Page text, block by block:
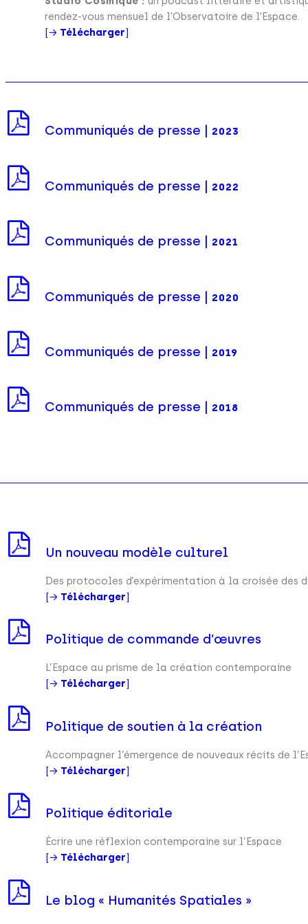
rendez-vous mensuel de l'Observatoire de l'Espace.
[→ Télécharger]
Communiqués de presse | 2023
Communiqués de presse | 2022
Communiqués de presse | 2021
Communiqués de presse | 2020
Communiqués de presse | 2019
Communiqués de presse | 2018
Un nouveau modèle culturel
Des protocoles d’expérimentation à la croisée des
[→ Télécharger]
Politique de commande d’œuvres
L’Espace au prisme de la création contemporaine
[→ Télécharger]
Politique de soutien à la création
Accompagner l’émergence de nouveaux récits de
[→ Télécharger]
Politique éditoriale
Écrire une réflexion contemporaine sur l’Espace
[→ Télécharger]
Le blog « Humanités Spatiales »